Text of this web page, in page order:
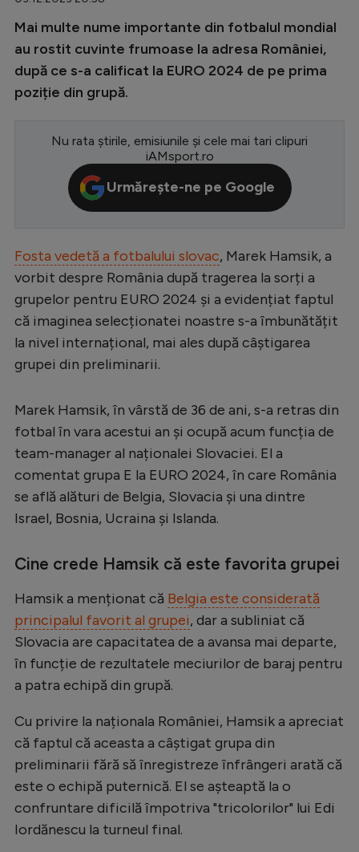
Champions League
Europa League
Conference League
CM 2026
Premier League
LaLiga
Bundesliga
Ligue 1
Campionate
Starurile fotbalului
EURO 2024
Stranieri
Clasamente
Tenis
Formula 1
Gimnastică
Auto
Rugby
Ciclism
Alte sporturi
JO 2024
JO 2026
Mai multe nume importante din fotbalul mondial
au rostit cuvinte frumoase la adresa României,
după ce s-a calificat la EURO 2024 de pe prima
poziție din grupă.
Nu rata știrile, emisiunile și cele mai tari clipuri
iAMsport.ro
Urmărește-ne pe Google
Fosta vedetă a fotbalului slovac, Marek Hamsik, a
vorbit despre România după tragerea la sorți a
grupelor pentru EURO 2024 și a evidențiat faptul
că imaginea selecționatei noastre s-a îmbunătățit
la nivel internațional, mai ales după câștigarea
grupei din preliminarii.
Marek Hamsik, în vârstă de 36 de ani, s-a retras din
fotbal în vara acestui an și ocupă acum funcția de
team-manager al naționalei Slovaciei. El a
comentat grupa E la EURO 2024, în care România
se află alături de Belgia, Slovacia și una dintre
Israel, Bosnia, Ucraina și Islanda.
Cine crede Hamsik că este favorita grupei
Hamsik a menționat că Belgia este considerată
principalul favorit al grupei, dar a subliniat că
Slovacia are capacitatea de a avansa mai departe,
în funcție de rezultatele meciurilor de baraj pentru
a patra echipă din grupă.
Cu privire la naționala României, Hamsik a apreciat
că faptul că aceasta a câștigat grupa din
preliminarii fără să înregistreze înfrângeri arată că
este o echipă puternică. El se așteaptă la o
confruntare dificilă împotriva "tricolorilor" lui Edi
Iordănescu la turneul final.